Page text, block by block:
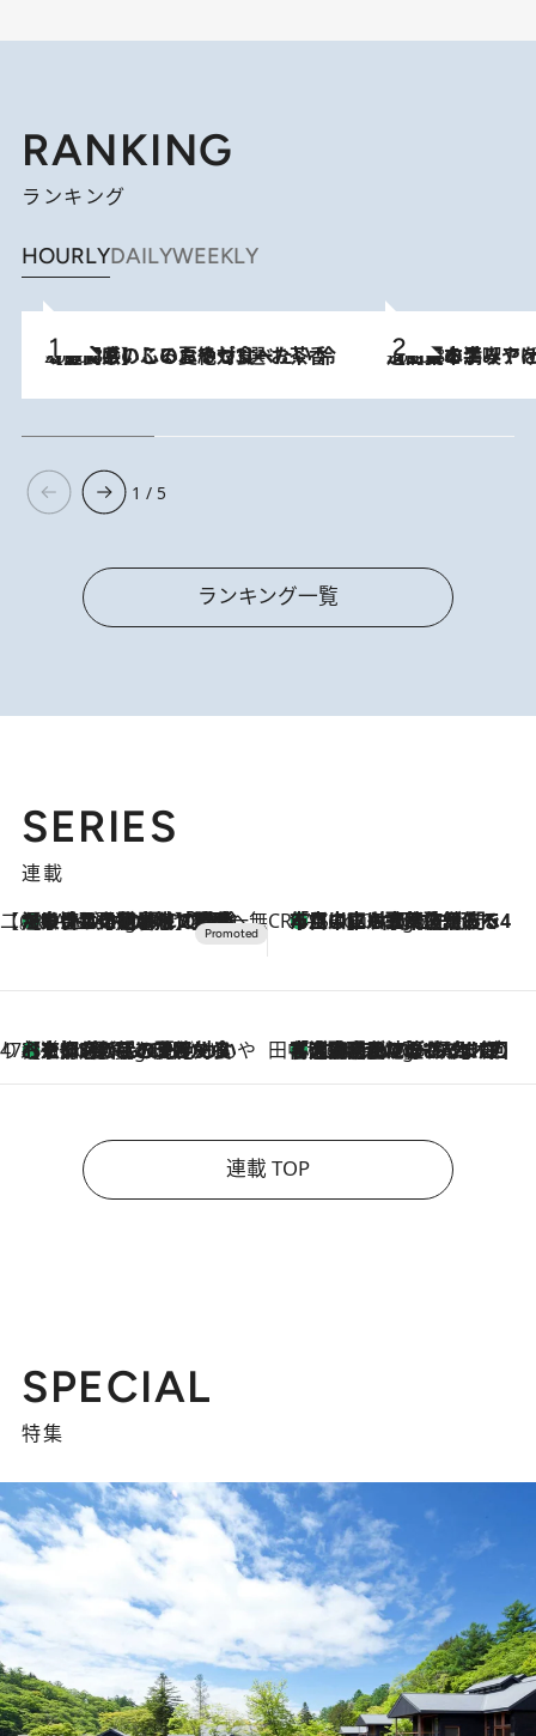
RANKING
ランキング
HOURLYDAILYWEEKLY
2026.8.5
【静岡県】この夏絶対食べたい 冷やしておいしいおやつ3選 お茶香る生食感のふるふるゼリー 2026.8.5
【西日本エリアを総まとめ】 47都道府県の手みやげ ひんやりスイーツで夏を満喫
1 / 5
ランキング一覧
SERIES
連載
【CREA×星野リゾート】唯一無二。癒しと発見が待つ場所へ
1 Hour Ago
【トンボの足水浴】ヒノキの香りに包まれて涼感マックス！約13℃の湧水かけ流しを避暑地「星野温泉 トンボの湯」で体験 CREA'S CHOICE
3 Hours Ago
「立川にも歌舞伎があるんだよ」 片岡仁左衛門・市川中車ら豪華座組みで4年目の立川立飛歌舞伎へ
47都道府県の手みやげ ひんやりスイーツで夏を満喫
3 Hours Ago
【京都府】この夏絶対食べたい 冷やしておいしいおやつ3選 ひと口目から心を掴む新緑のテリーヌ 田中稲の勝手に再ブーム
8 Hours Ago
「湘南乃風に憧れて」観客大盛上がりの“タオル回し”に、ラッパー顔負けの高速歌唱まで…さだまさし（74）のアグレッシブすぎる現在地
連載 TOP
SPECIAL
特集